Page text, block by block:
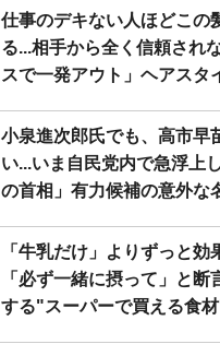
仕事のデキない人ほどこの
る...相手から全く信頼され
スで一発アウト」ヘアスタ
小泉進次郎氏でも、高市早
い...いま自民党内で急浮上
の首相」有力候補の意外な
「牛乳だけ」よりずっと効
「必ず一緒に摂って」と断
する"スーパーで買える食